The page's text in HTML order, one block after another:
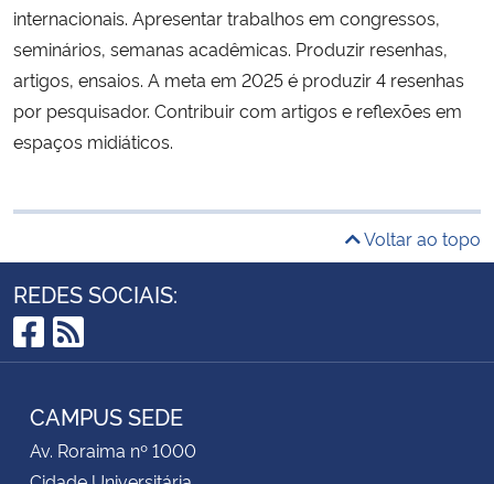
internacionais. Apresentar trabalhos em congressos,
seminários, semanas acadêmicas. Produzir resenhas,
artigos, ensaios. A meta em 2025 é produzir 4 resenhas
por pesquisador. Contribuir com artigos e reflexões em
espaços midiáticos.
Voltar ao topo
REDES SOCIAIS:
Facebook
RSS
CAMPUS SEDE
Av. Roraima nº 1000